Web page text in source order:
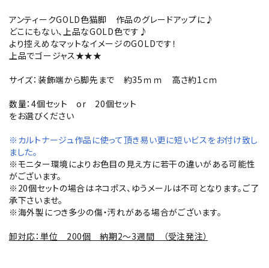
アンティークGOLD色猫脚 作品のグレードアップに♪
どこにもない、上品なGOLD色です♪
より控えめなマットなイメージのGOLDです！
上品でゴージャス★★★
サイズ：装飾端から脚先まで 約35ｍｍ 高さ約1ｃｍ
数量：4個セット or 20個セット
をお選びください
※カルトナージュ作品に使って頂き易い更に短いビスをお付け致し
ました。
※モニター環境によりお色目の見え方に若干の違いがある可能性
がございます。
※20個セットの場合はネコポス、ゆうメールは不可となります。ご了
承下さいませ。
※海外製につき多少の傷・汚れがある場合がございます。
卸対応：単位 200個 納期2～3週間 （受注発注）